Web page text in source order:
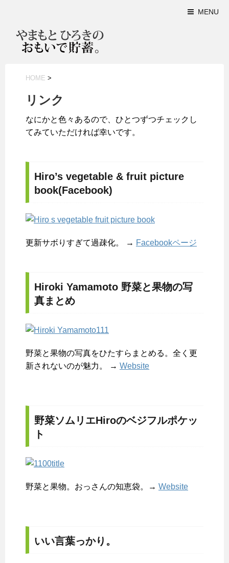
MENU
HOME >
リンク
なにかと色々あるので、ひとつずつチェックし
てみていただければ幸いです。
Hiro’s vegetable & fruit picture
book(Facebook)
更新サボりすぎて過疎化。 → Facebookページ
Hiroki Yamamoto 野菜と果物の写
真まとめ
野菜と果物の写真をひたすらまとめる。全く更
新されないのが魅力。 → Website
野菜ソムリエHiroのベジフルポケッ
ト
野菜と果物。おっさんの知恵袋。→ Website
いい言葉っかり。